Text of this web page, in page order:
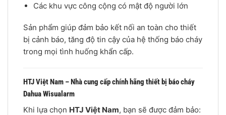
Các khu vực công cộng có mật độ người lớn
Sản phẩm giúp đảm bảo kết nối an toàn cho thiết
bị cảnh báo, tăng độ tin cậy của hệ thống báo cháy
trong mọi tình huống khẩn cấp.
HTJ Việt Nam – Nhà cung cấp chính hãng thiết bị báo cháy
Dahua Wisualarm
Khi lựa chọn HTJ Việt Nam, bạn sẽ được đảm bảo: